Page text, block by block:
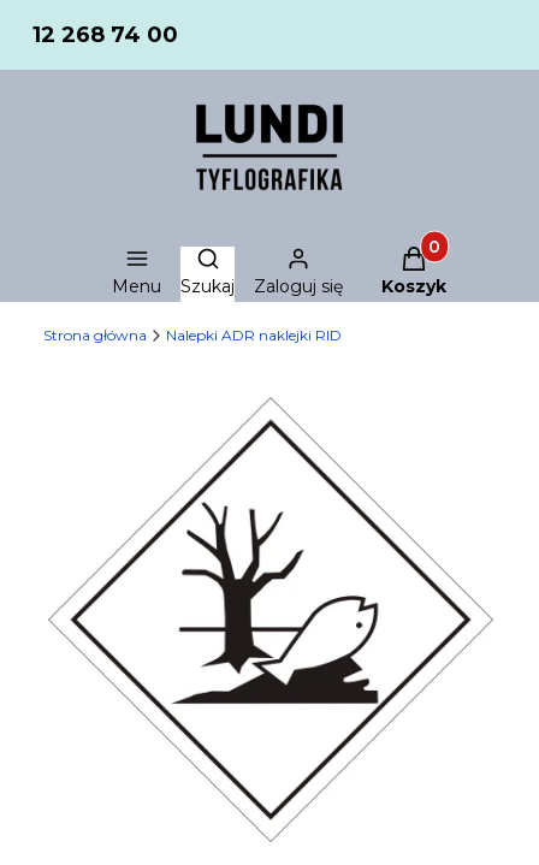
12 268 74 00
Menu
Otwórz wyszukiwarkę
Szukaj Zaloguj się
Produkty w
Koszyk
Strona główna Nalepki ADR naklejki RID